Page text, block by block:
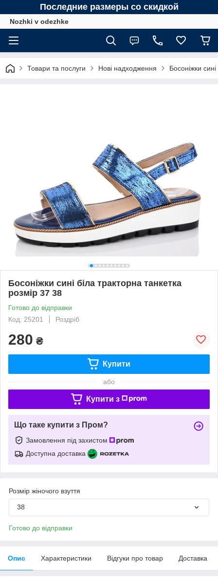
Последние размеры со скидкой
Nozhki v odezhke
Товари та послуги Нові надходження Босоніжки
Босоніжки сині біла тракторна танкетка
розмір 37 38
Готово до відправки
Код: 25201
Роздріб
280 ₴
Купити
або
Купити з
Що таке купити з Пром?
Замовлення під захистом
Доступна доставка
Розмір жіночого взуття
38
Готово до відправки
Опис Характеристики Відгуки про товар Доставка